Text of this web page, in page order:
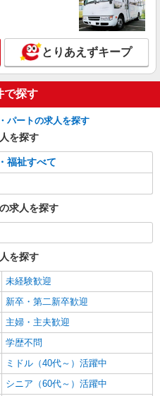
固定残業手当：20,000円（10時
時間を超過する場合には超過勤務
支給 ・夜勤手当：10,000円/1回
資格をお持ちの方
護基礎研修 ・初任者研修 ・実務
祉士 など
詳細を見る
NEW
＊「運転できます」が、
る職場
給240,000〜400,000円 ・基本
220,000円 ・資格手当：10,000〜
手当：10,000〜70,000円 ・処遇改
60,000円（勤続年数、保有資格
固定残業手当：20,000円（10時
間を超過する場合には超過勤務
記資格をお持ちの方
護基礎研修 ・初任者研修 ・実務
祉士 など
周辺｜最寄り：稲毛駅
詳細を見る
とりあえずキープ
で探す
パートの求人を探す
を探す
福祉すべて
求人を探す
を探す
未経験歓迎
新卒・第二新卒歓迎
主婦・主夫歓迎
学歴不問
ミドル（40代～）活躍中
シニア（60代～）活躍中